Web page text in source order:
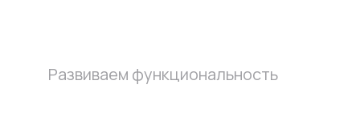
Развиваем функциональность